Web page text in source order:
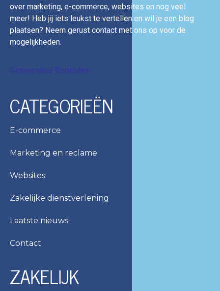
over marketing, e-commerce, websites en nog veel
meer! Heb jij iets leukst te vertellen en wil je een blog
plaatsen? Neem gerust contact met ons op voor de
mogelijkheden.
Slotenmaker Rotterdam
CATEGORIEËN
E-commerce
Marketing en reclame
Websites
Zakelijke dienstverlening
Laatste nieuws
Contact
ZAKELIJK